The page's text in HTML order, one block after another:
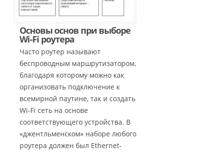
Основы основ при выборе
Wi-Fi роутера
Часто роутер называют
беспроводным маршрутизатором,
благодаря которому можно как
организовать подключение к
всемирной паутине, так и создать
Wi-Fi сеть на основе
соответствующего устройства. В
«джентльменском» наборе любого
роутера должен был Ethernet-